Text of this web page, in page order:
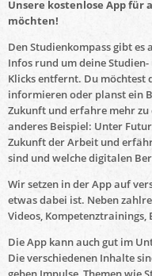
Unsere kostenlose App
möchten!
Den Studienkompass gibt
Infos rund um deine
Klicks entfernt. Du möchtest
informieren oder planst ein
Zukunft und erfahre mehr zu
anderes Beispiel: Unter
Zukunft der Arbeit und
sind und welche digitalen
Wir setzen in der App auf
etwas dabei ist. Neben
Videos,
Die App kann auch gut im
Die verschiedenen Inhalte